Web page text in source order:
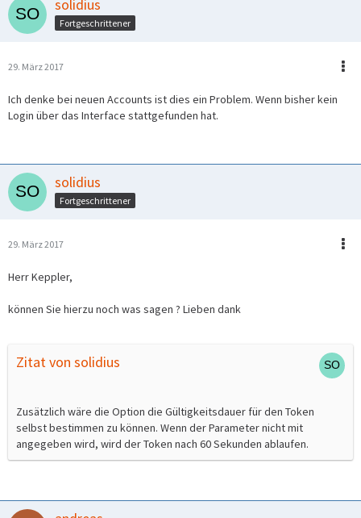
solidius
Fortgeschrittener
29. März 2017
Ich denke bei neuen Accounts ist dies ein Problem. Wenn bisher kein
Login über das Interface stattgefunden hat.
solidius
Fortgeschrittener
29. März 2017
Herr Keppler,
können Sie hierzu noch was sagen ? Lieben dank
Zitat von solidius
Zusätzlich wäre die Option die Gültigkeitsdauer für den Token
selbst bestimmen zu können. Wenn der Parameter nicht mit
angegeben wird, wird der Token nach 60 Sekunden ablaufen.